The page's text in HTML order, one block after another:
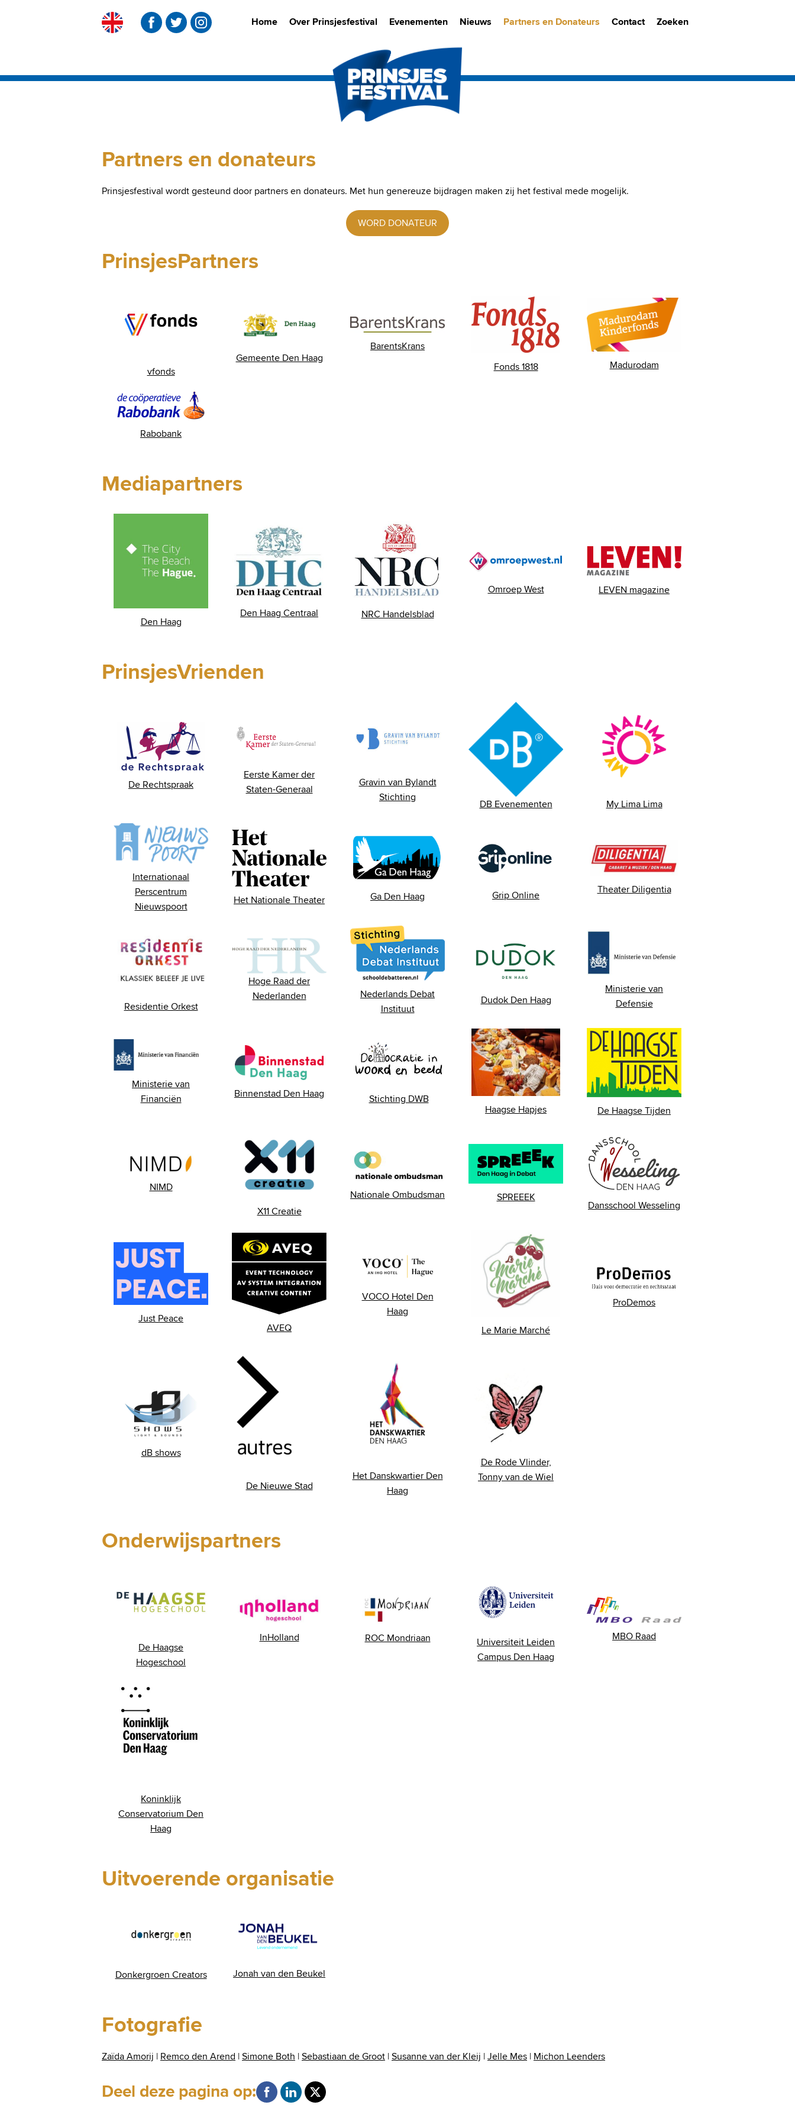
Skip
Home Over Prinsjesfestival Evenementen Nieuws Partners en Donateurs Contact Zoeken
Partners en donateurs
Prinsjesfestival wordt gesteund door partners en donateurs. Met hun genereuze bijdragen maken zij het festival mede mogelijk.
WORD DONATEUR
PrinsjesPartners
vfonds
Gemeente Den Haag
BarentsKrans
Fonds 1818
Madurodam
Rabobank
Mediapartners
Den Haag
Den Haag Centraal NRC Handelsblad
Omroep West LEVEN magazine
PrinsjesVrienden
De Rechtspraak
Eerste Kamer der
Staten-Generaal
Gravin van Bylandt
Stichting
DB Evenementen My Lima Lima
Internationaal
Perscentrum
Nieuwspoort
Het Nationale Theater Ga Den Haag Grip Online Theater Diligentia
Residentie Orkest
Hoge Raad der
Nederlanden
Nederlands Debat
Instituut
Dudok Den Haag
Ministerie van
Defensie
Ministerie van
Financiën
Binnenstad Den Haag Stichting DWB
Haagse Hapjes De Haagse Tijden
NIMD
X11 Creatie
Nationale Ombudsman SPREEEK
Dansschool Wesseling
Just Peace
AVEQ
VOCO Hotel Den
Haag
Le Marie Marché
ProDemos
dB shows
De Nieuwe Stad
Het Danskwartier Den
Haag
De Rode Vlinder,
Tonny van de Wiel
Onderwijspartners
De Haagse
Hogeschool
InHolland ROC Mondriaan
Universiteit Leiden
Campus Den Haag
MBO Raad
Koninklijk
Conservatorium Den
Haag
Uitvoerende organisatie
Donkergroen Creators Jonah van den Beukel
Fotografie
Zaïda Amorij | Remco den Arend |Simone Both |Sebastiaan de Groot |Susanne van der Kleij |Jelle Mes | Michon Leenders
Deel deze pagina op: